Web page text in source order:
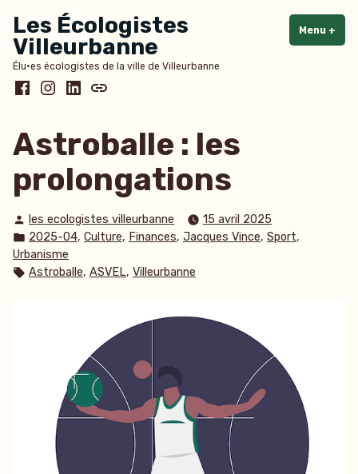
au
contenu
Les Écologistes
Villeurbanne
Élu·es écologistes de la ville de Villeurbanne
Menu +
Facebook
Instagram
LinkedInBluesky
Astroballe : les
prolongations
Publié
par
les ecologistes villeurbanne
15 avril 2025
Publié
dans
2025-04, Culture, Finances, Jacques Vince, Sport,
Urbanisme
Étiquettes :
Astroballe, ASVEL, Villeurbanne